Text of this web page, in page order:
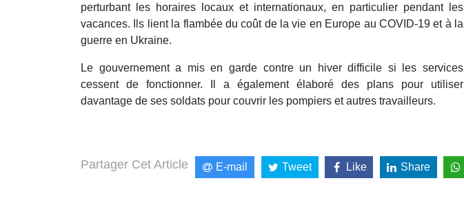
perturbant les horaires locaux et internationaux, en particulier pendant les
vacances. Ils lient la flambée du coût de la vie en Europe au COVID-19 et à la
guerre en Ukraine.
Le gouvernement a mis en garde contre un hiver difficile si les services
cessent de fonctionner. Il a également élaboré des plans pour utiliser
davantage de ses soldats pour couvrir les pompiers et autres travailleurs.
Partager Cet Article E-mail Tweet Like Share